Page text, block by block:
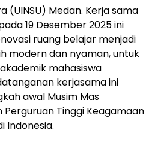
(UINSU) Medan. Kerja sama
19 Desember 2025 ini
ruang belajar menjadi
modern dan nyaman, untuk
mahasiswa
kerjasama ini
awal Musim Mas
Tinggi Keagamaan
Indonesia.